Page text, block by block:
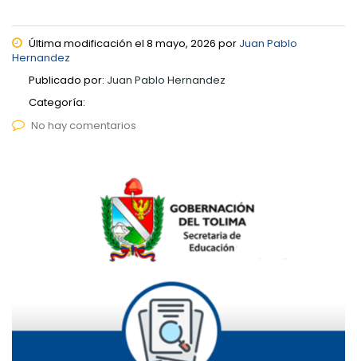
Última modificación el 8 mayo, 2026 por Juan Pablo
Hernandez
Publicado por: Juan Pablo Hernandez
Categoría:
No hay comentarios